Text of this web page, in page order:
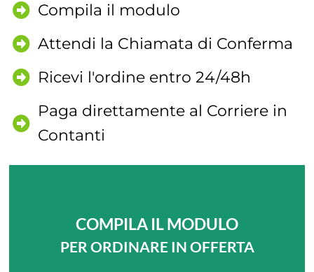
Compila il modulo
Attendi la Chiamata di Conferma
Ricevi l'ordine entro 24/48h
Paga direttamente al Corriere in
Contanti
COMPILA IL MODULO
PER ORDINARE IN OFFERTA